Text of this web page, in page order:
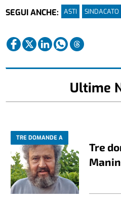
SEGUI ANCHE:
ASTI SINDACATO
Ultime
TRE DOMANDE A
Tre